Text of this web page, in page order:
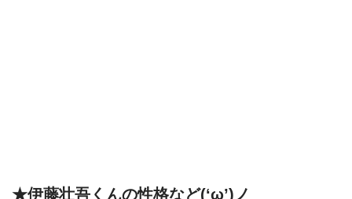
★伊藤壮吾くんの性格など(‘ω’)ノ